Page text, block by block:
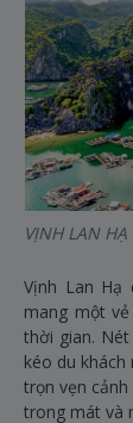
VỊNH LAN HẠ
Vịnh Lan
mang một
thời gian.
kéo du
trọn vẹn
trong mát và